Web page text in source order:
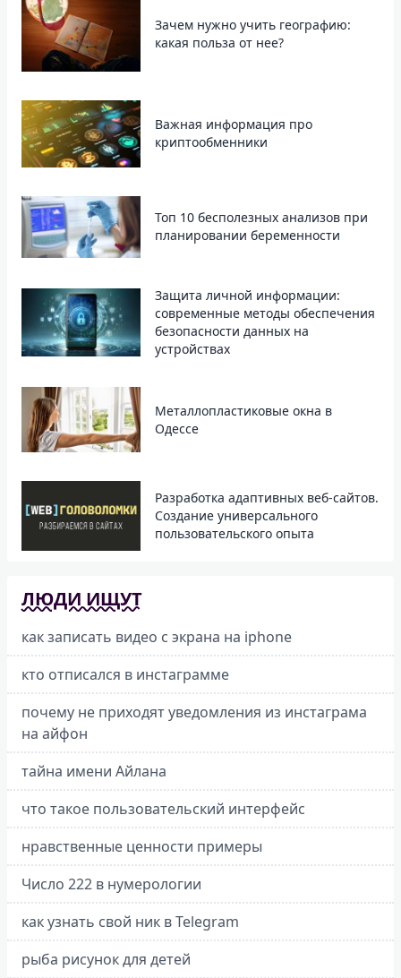
Зачем нужно учить географию:
какая польза от нее?
Важная информация про
криптообменники
Топ 10 бесполезных анализов при
планировании беременности
Защита личной информации:
современные методы обеспечения
безопасности данных на
устройствах
Металлопластиковые окна в
Одессе
Разработка адаптивных веб-сайтов.
Создание универсального
пользовательского опыта
ЛЮДИ ИЩУТ
как записать видео с экрана на iphone
кто отписался в инстаграмме
почему не приходят уведомления из инстаграма
на айфон
тайна имени Айлана
что такое пользовательский интерфейс
нравственные ценности примеры
Число 222 в нумерологии
как узнать свой ник в Telegram
рыба рисунок для детей